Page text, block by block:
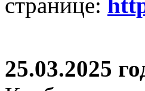
25.03.2025